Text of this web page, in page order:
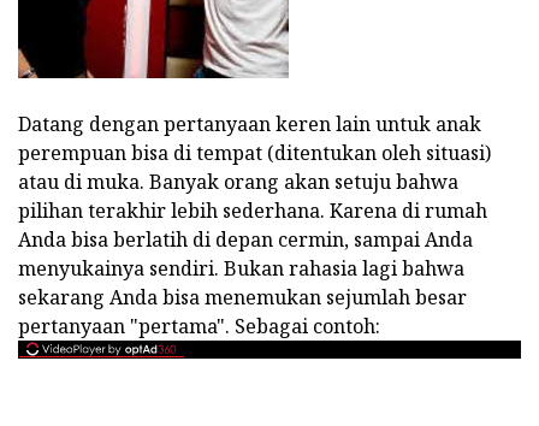
Datang dengan pertanyaan keren lain untuk anak
perempuan bisa di tempat (ditentukan oleh situasi)
atau di muka. Banyak orang akan setuju bahwa
pilihan terakhir lebih sederhana. Karena di rumah
Anda bisa berlatih di depan cermin, sampai Anda
menyukainya sendiri. Bukan rahasia lagi bahwa
sekarang Anda bisa menemukan sejumlah besar
pertanyaan "pertama". Sebagai contoh: